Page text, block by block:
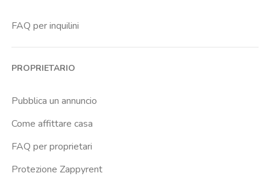
FAQ per inquilini
PROPRIETARIO
Pubblica un annuncio
Come affittare casa
FAQ per proprietari
Protezione Zappyrent